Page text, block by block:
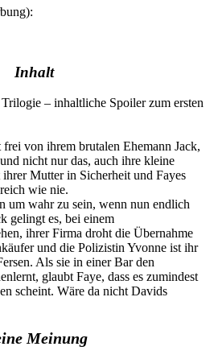
Inhalt
– inhaltliche Spoiler zum ersten
frei von ihrem brutalen Ehemann Jack,
nicht nur das, auch ihre kleine
Mutter in Sicherheit und Fayes
wie nie.
um wahr zu sein, wenn nun endlich
gelingt es, bei einem
ihrer Firma droht die Übernahme
und die Polizistin Yvonne ist ihr
Als sie in einer Bar den
glaubt Faye, dass es zumindest
scheint. Wäre da nicht Davids
Meinung